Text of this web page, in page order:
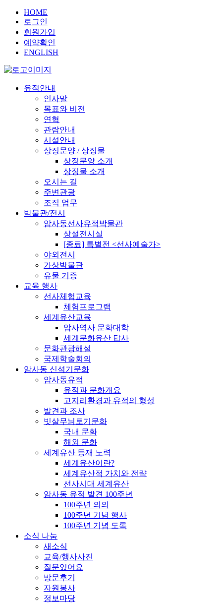
HOME
로그인
회원가입
예약확인
ENGLISH
유적안내
인사말
목표와 비전
연혁
관람안내
시설안내
상징문양 / 상징물
상징문양 소개
상징물 소개
오시는 길
주변관광
조직 업무
박물관/전시
암사동선사유적박물관
상설전시실
[종료] 특별전 <선사예술가>
야외전시
가상박물관
유물 기증
교육 행사
선사체험교육
체험프로그램
세계유산교육
암사역사 문화대학
세계문화유산 답사
문화관광해설
국제학술회의
암사동 신석기문화
암사동유적
유적과 문화개요
고지리환경과 유적의 형성
발견과 조사
빗살무늬토기문화
국내 문화
해외 문화
세계유산 등재 노력
세계유산이란?
세계유산적 가치와 전략
선사시대 세계유산
암사동 유적 발견 100주년
100주년 의의
100주년 기념 행사
100주년 기념 도록
소식 나눔
새소식
교육/행사사진
질문있어요
방문후기
자원봉사
정보마당